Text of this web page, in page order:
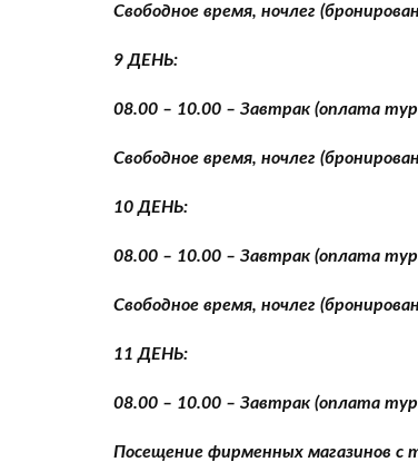
Свободное время, ночлег
9 ДЕНЬ:
08.00 – 10.00 – Завтрак (оплата
Свободное время, ночлег
10 ДЕНЬ:
08.00 – 10.00 – Завтрак (оплата
Свободное время, ночлег
11 ДЕНЬ:
08.00 – 10.00 – Завтрак (оплата
Посещение фирменных магазинов с